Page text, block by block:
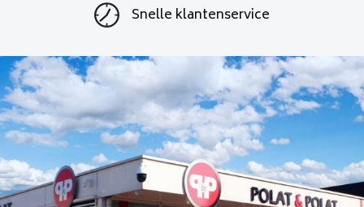
Groot magazijn